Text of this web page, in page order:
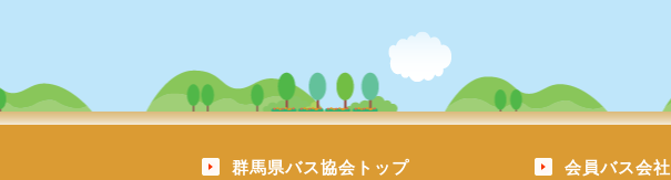
群馬県バス協会トップ 会員バス会社